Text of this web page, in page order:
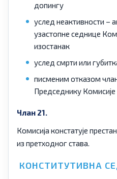
допингу
услед неактивности –
узастопне седнице
изостанак
услед смрти или
писменим отказом
Председнику Комисије
Члан 21.
Комисија констатује
из претходног става.
КОНСТИТУТИВНА